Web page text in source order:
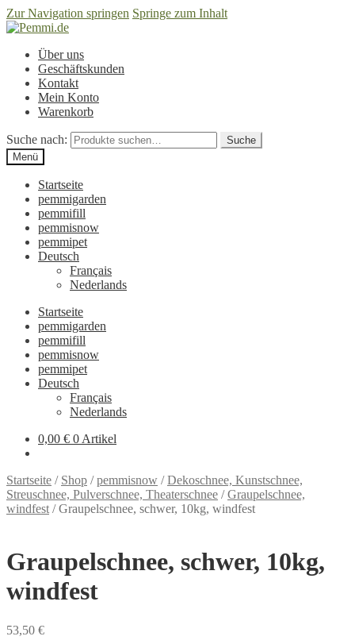
Zur Navigation springen Springe zum Inhalt
Über uns
Geschäftskunden
Kontakt
Mein Konto
Warenkorb
Suche nach:
Suche
Menü
Startseite
pemmigarden
pemmifill
pemmisnow
pemmipet
Deutsch
Français
Nederlands
Startseite
pemmigarden
pemmifill
pemmisnow
pemmipet
Deutsch
Français
Nederlands
0,00 € 0 Artikel
Startseite / Shop /pemmisnow /Dekoschnee, Kunstschnee,
Streuschnee, Pulverschnee, Theaterschnee /Graupelschnee,
windfest /Graupelschnee, schwer, 10kg, windfest
Graupelschnee, schwer, 10kg,
windfest
53,50 €